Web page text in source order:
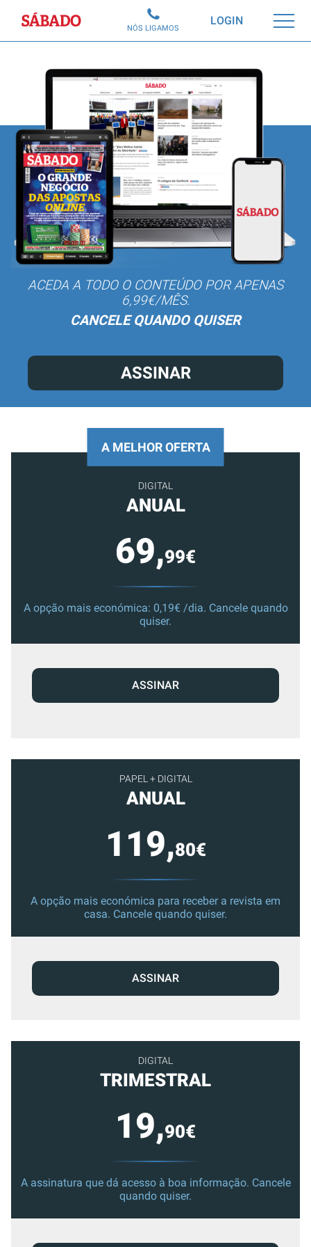
Sábado LOGIN
NÓS LIGAMOS
ACEDA A TODO O CONTEÚDO POR APENAS
6,99€/MÊS.
CANCELE QUANDO QUISER
ASSINAR
PAPEL + DIGITAL
ANUAL
119,80€
A opção mais económica para receber a revista em
casa. Cancele quando quiser.
ASSINAR
DIGITAL
TRIMESTRAL
19,90€
A assinatura que dá acesso à boa informação. Cancele
quando quiser.
A MELHOR OFERTA
DIGITAL
ANUAL
69,99€
A opção mais económica: 0,19€ /dia. Cancele quando
quiser.
ASSINAR